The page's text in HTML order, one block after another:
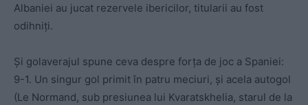
Albaniei au jucat rezervele ibericilor, titularii au fost
odihniți.
Și golaverajul spune ceva despre forța de joc a Spaniei:
9-1. Un singur gol primit în patru meciuri, și acela autogol
(Le Normand, sub presiunea lui Kvaratskhelia, starul de la